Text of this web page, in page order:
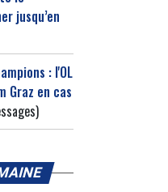
jusqu’en
: l'OL
Graz en cas